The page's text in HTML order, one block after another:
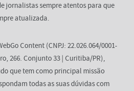
jornalistas sempre atentos para que
atualizada.
Content (CNPJ: 22.026.064/0001-
266. Conjunto 33 | Curitiba/PR),
que tem como principal missão
todas as suas dúvidas com